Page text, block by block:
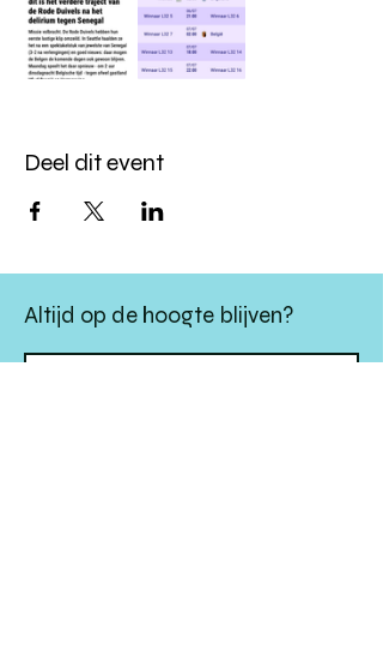
Deel dit event
Altijd op de hoogte blijven?